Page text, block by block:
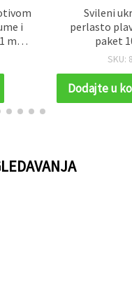
i
mm -
Svileni
perlasto
paket
SKU:
Dodajte u